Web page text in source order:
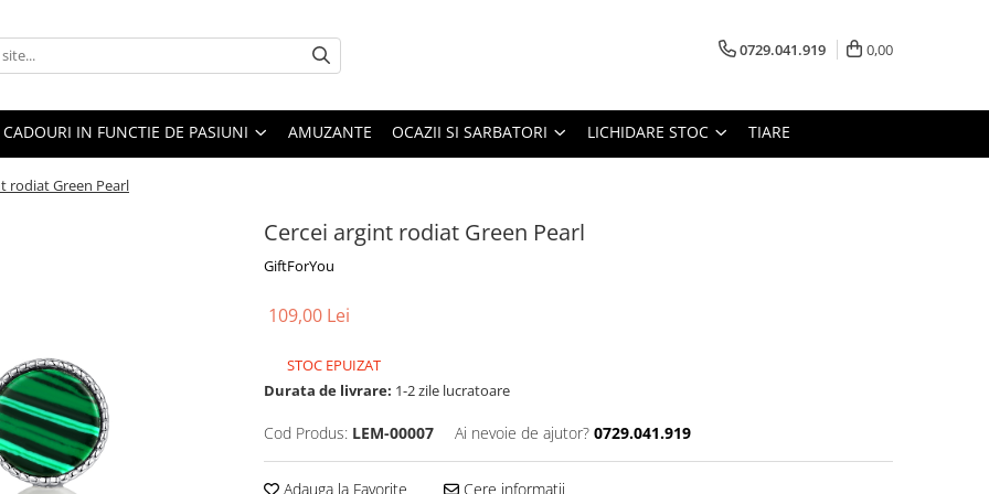
0729.041.919 0,00
CADOURI IN FUNCTIE DE PASIUNI AMUZANTE OCAZII SI SARBATORI LICHIDARE STOC TIARE
rodiat Green Pearl
Cercei argint rodiat Green Pearl
GiftForYou
109,00 Lei
STOC EPUIZAT
Durata de livrare: 1-2 zile lucratoare
Cod Produs: LEM-00007 Ai nevoie de ajutor? 0729.041.919
Adauga la Favorite Cere informatii